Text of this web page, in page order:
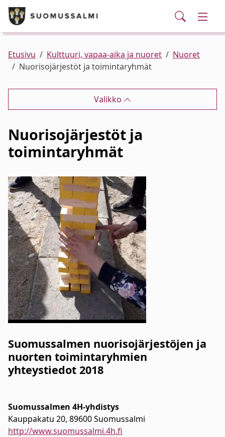
Siirry pääsisältöön
Puhelinluettelo/yhteystiedot
Palvelut
Ajankohtaista
Verkkokauppa
Haku
Kunta ja hallinto
Asuminen ja ympäristö
Elinvoima
Kulttuuri, vapaa-aika ja nuoret
Etusivu Kulttuuri, vapaa-aika ja nuoret
Nuoret
Nuorisojärjestöt ja toimintaryhmät
Valikko
Nuorisojärjestöt ja
toimintaryhmät
Suomussalmen nuorisojärjestöjen ja
nuorten toimintaryhmien
yhteystiedot 2018
Suomussalmen 4H-yhdistys
Kauppakatu 20, 89600 Suomussalmi
http://www.suomussalmi.4h.fi